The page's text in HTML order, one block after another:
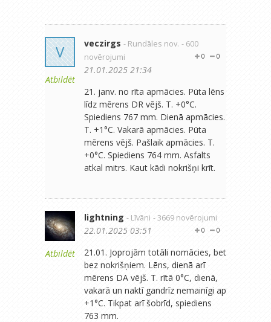
V
Atbildēt
veczirgs - Rundāles nov. - 600
novērojumi
0
0
21.01.2025 21:34
21. janv. no rīta apmācies. Pūta lēns
līdz mērens DR vējš. T. +0°C.
Spiediens 767 mm. Dienā apmācies.
T. +1°C. Vakarā apmācies. Pūta
mērens vējš. Pašlaik apmācies. T.
+0°C. Spiediens 764 mm. Asfalts
atkal mitrs. Kaut kādi nokrišņi krīt.
Atbildēt
lightning - Līvāni - 3669 novērojumi
0
0
22.01.2025 03:51
21.01. Joprojām totāli nomācies, bet
bez nokrišņiem. Lēns, dienā arī
mērens DA vējš. T. rītā 0°C, dienā,
vakarā un naktī gandrīz nemainīgi ap
+1°C. Tikpat arī šobrīd, spiediens
763 mm.